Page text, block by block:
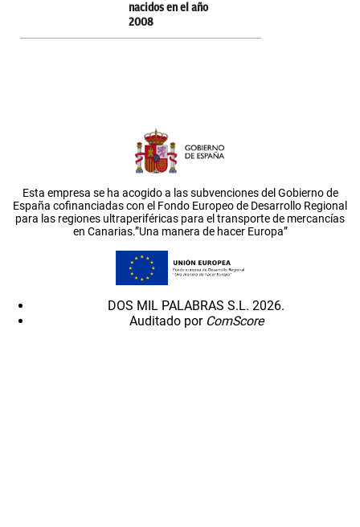
nacidos en el año
2008
Esta empresa se ha acogido a las subvenciones del Gobierno de
España cofinanciadas con el Fondo Europeo de Desarrollo Regional
para las regiones ultraperiféricas para el transporte de mercancías
en Canarias.”Una manera de hacer Europa”
DOS MIL PALABRAS S.L. 2026.
Auditado por ComScore